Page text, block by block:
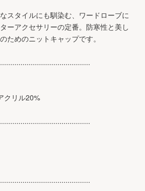
スタイルにも馴染む、ワードローブに
ーアクセサリーの定番。防寒性と美し
ためのニットキャップです。
クリル20%